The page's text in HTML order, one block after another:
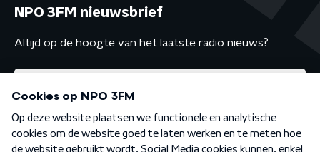
NPO 3FM nieuwsbrief
Altijd op de hoogte van het laatste radio nieuws?